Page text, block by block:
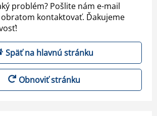
problém? Pošlite nám e-mail
kontaktovať. Ďakujeme
Späť na hlavnú stránku
Obnoviť stránku